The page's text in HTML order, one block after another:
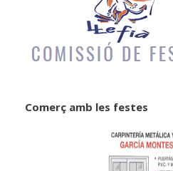
Comerç amb les festes